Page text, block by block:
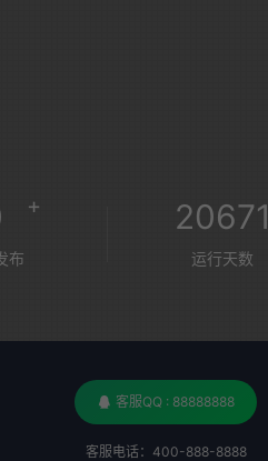
+
布
20671
运行天数
客服QQ : 88888888
客服电话：400-888-8888